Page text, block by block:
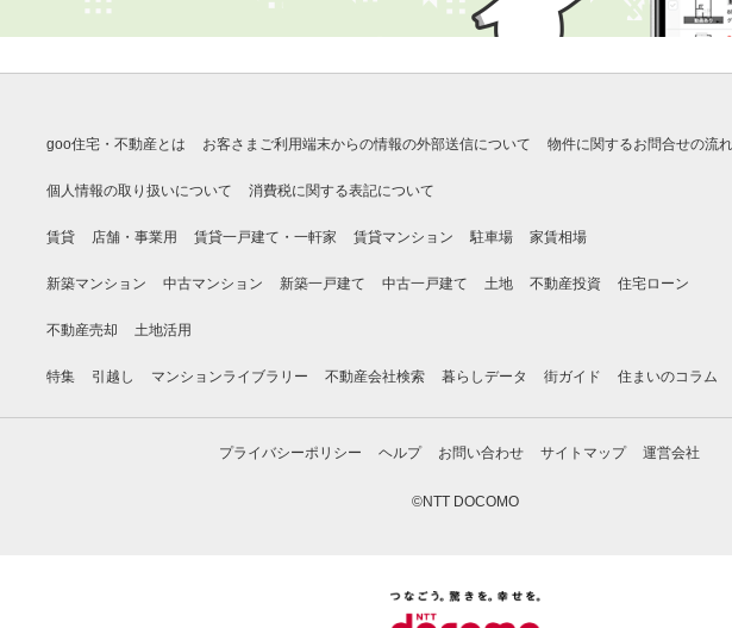
goo住宅・不動産とは お客さまご利用端末からの情報の外部送信について 物件に関するお問合せの流れ
個人情報の取り扱いについて 消費税に関する表記について
賃貸 店舗・事業用 賃貸一戸建て・一軒家 賃貸マンション 駐車場 家賃相場
新築マンション 中古マンション 新築一戸建て 中古一戸建て 土地 不動産投資 住宅ローン
不動産売却 土地活用
特集 引越し マンションライブラリー 不動産会社検索 暮らしデータ 街ガイド 住まいのコラム
プライバシーポリシー ヘルプ お問い合わせ サイトマップ 運営会社
©NTT DOCOMO